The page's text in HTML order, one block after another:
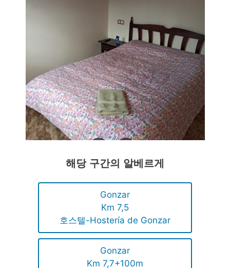
해당 구간의 알베르게
Gonzar
Km 7,5
호스텔-Hostería de Gonzar
Gonzar
Km 7,7+100m